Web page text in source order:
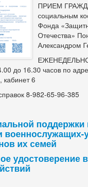
ПРИЕМ
социальным
Фонда
Отечества»
Александром
до 16.30 часов по
6
8-982-65-96-385
поддержки
военнослужащих-
их семей
удостоверение